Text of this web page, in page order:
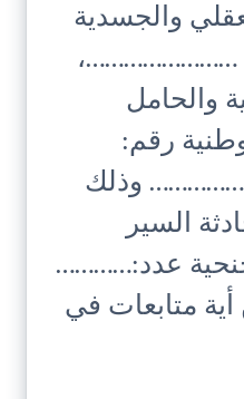
والجسدية
……………………،
والحامل
رقم:
وذلك
السير
عدد:…………
أية متابعات في